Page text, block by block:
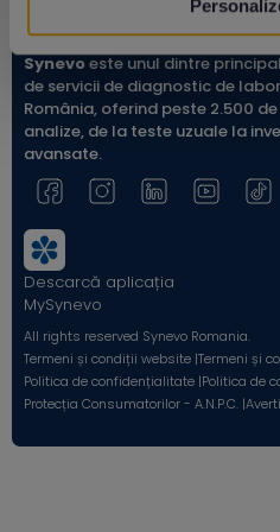
Synevoeste unul dintre
de servicii de diagnostic de
România, oferind peste 2.500
analize, de la teste uzuale la
avansate.
Descarcă aplicația
MySynevo
All rights reserved Synevo Romania.
Termeni și condiții website |Termeni și
Politica de confidențialitate |Politica de
Protecția Consumatorilor - A.N.P.C. |